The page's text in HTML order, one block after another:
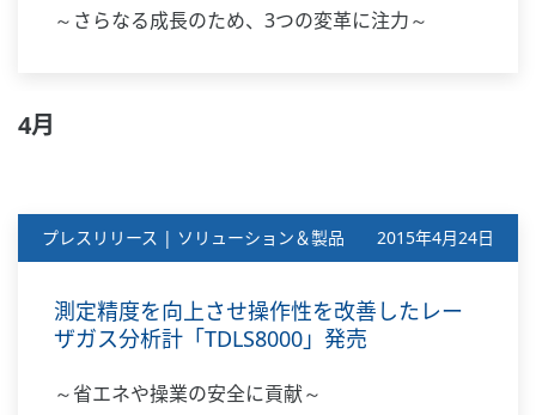
～さらなる成長のため、3つの変革に注力～
4月
プレスリリース | ソリューション＆製品 2015年4月24日
測定精度を向上させ操作性を改善したレー
ザガス分析計「TDLS8000」発売
～省エネや操業の安全に貢献～